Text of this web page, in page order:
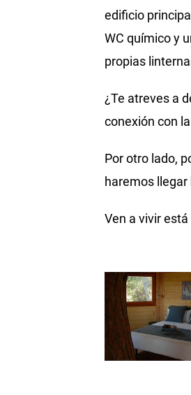
edificio
WC químico y
propias
¿Te atreves a
conexión con
Por otro lado,
haremos
Ven a vivir